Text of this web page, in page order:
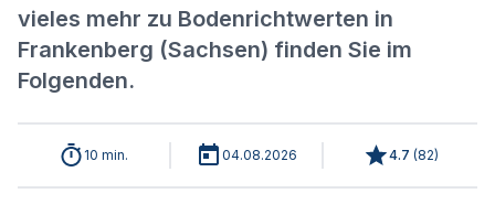
vieles mehr zu Bodenrichtwerten in
Frankenberg (Sachsen) finden Sie im
Folgenden.
10 min. 04.08.2026 4.7 (82)